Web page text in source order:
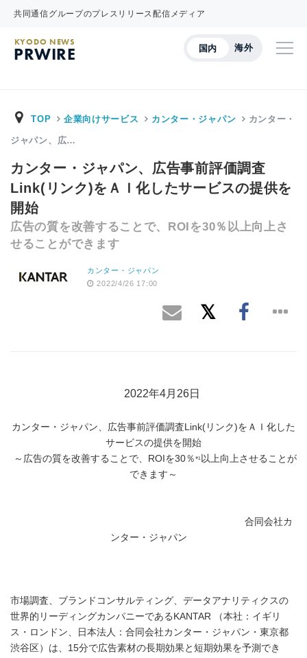
共同通信グループのプレスリリース配信メディア
国内 海外
KYODO NEWS
PRWIRE
TOP 企業向けサービス カンター・ジャパン カンター・
ジャパン、広…
カンター・ジャパン、広告事前評価調査
Link(リンク)をＡＩ化したサービスの提供を
開始
広告の質を改善することで、ROIを30％以上向上さ
せることができます
カンター・ジャパン
2022/4/26 17:00
2022年4月26日
カンター・ジャパン、広告事前評価調査Link(リンク)をＡＩ化した
サービスの提供を開始
～広告の質を改善することで、ROIを30％*¹以上向上させることが
できます～
合同会社カ
ンター・ジャパン
市場調査、ブランドコンサルティング、データアナリティクスの
世界的リーディングカンパニーであるKANTAR （本社：イギリ
ス・ロンドン、日本法人：合同会社カンター・ジャパン・東京都
渋谷区）は、15分で広告素材の長期効果と短期効果を予測でき